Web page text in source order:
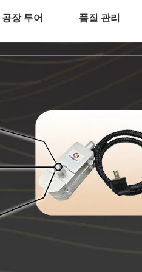
공장 투어 품질 관리